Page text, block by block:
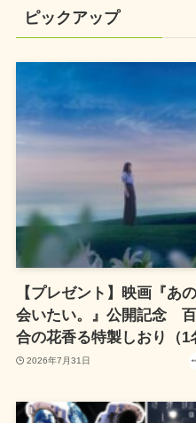
ピックアップ
【プレゼント】映画『あ
会いたい。』公開記念
合の花香る特製しおり（1
2026年7月31日